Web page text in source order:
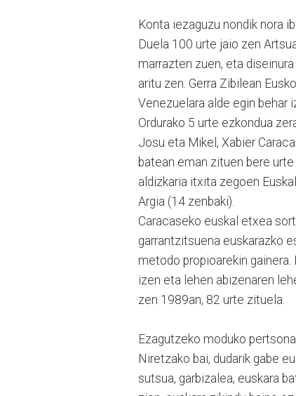
Konta iezaguzu nondik nora
Duela 100 urte jaio zen
marrazten zuen, eta
aritu zen. Gerra Zibilean
Venezuelara alde egin behar
Ordurako 5 urte ezkondua
Josu eta Mikel, Xabier
batean eman zituen bere
aldizkaria itxita zegoen
Argia (14 zenbaki).
Caracaseko euskal etxea
garrantzitsuena euskarazko
metodo propioarekin
izen eta lehen abizenaren
zen 1989an, 82 urte zituela.
Ezagutzeko moduko
Niretzako bai, dudarik gabe
sutsua, garbizalea, euskara